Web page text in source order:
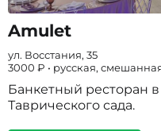
Amulet
ул. Восстания, 35
3000 ₽ • русская,
Банкетный ресторан
Таврического сада.